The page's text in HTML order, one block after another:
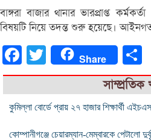
বাঙ্গরা বাজার থানার ভারপ্রাপ্ত
বিষয়টি নিয়ে তদন্ত শুরু হয়েছে। আইনগত
FacebookTwitter Share
সাম্প্রতিক
কুমিল্লা বোর্ডে প্রায় ২৭ হাজার শিক্ষার্থী
কোম্পানীগঞ্জে চেয়ারম্যান-মেম্বারকে পেটালো